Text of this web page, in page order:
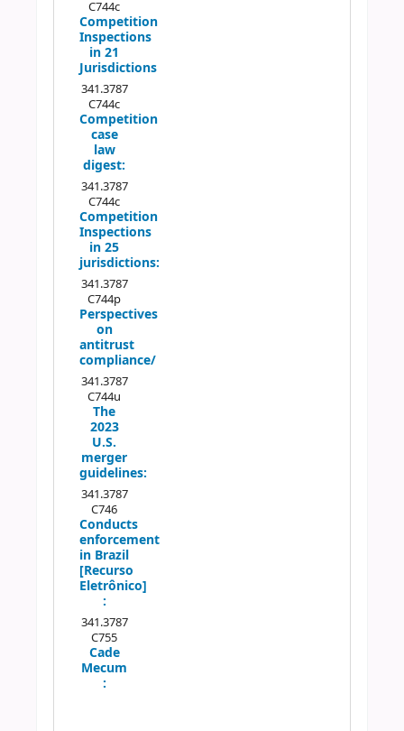
C744c
Competition
Inspections
in 21
Jurisdictions
341.3787
C744c
Competition
case
law
digest:
341.3787
C744c
Competition
Inspections
in 25
jurisdictions:
341.3787
C744p
Perspectives
on
antitrust
compliance/
341.3787
C744u
The
2023
U.S.
merger
guidelines:
341.3787
C746
Conducts
enforcement
in Brazil
[Recurso
Eletrônico]
:
341.3787
C755
Cade
Mecum
: